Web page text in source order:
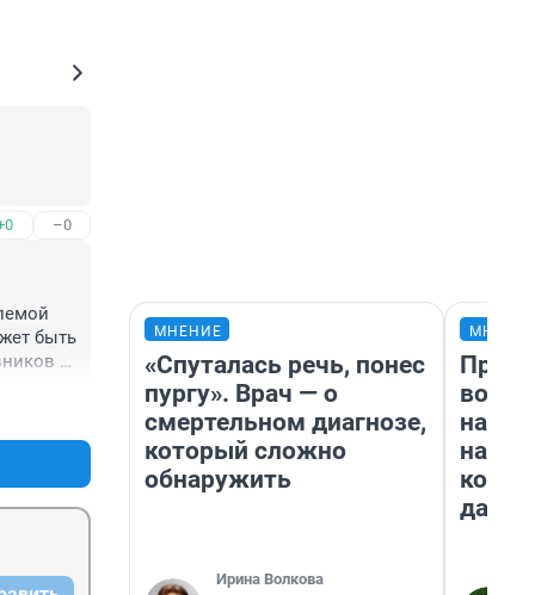
–0
быть
МНЕНИЕ
«Спуталась речь, понес
пургу». Врач — о
смертельном диагнозе,
который сложно
обнаружить
Ирина Волкова
нам
даже